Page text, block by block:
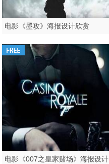
电影《墨攻》海报设计欣赏
电影《007之皇家赌场》海报设计